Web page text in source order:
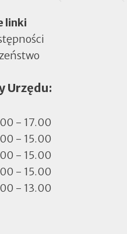
linki
w
zakładce
Urzędu:
- 17.00
- 15.00
- 15.00
- 15.00
- 13.00